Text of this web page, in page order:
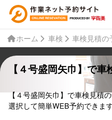
ホーム 車検 車検見積の
【４号盛岡矢巾】で車
【４号盛岡矢巾】で車検見積
選択して簡単WEB予約できます